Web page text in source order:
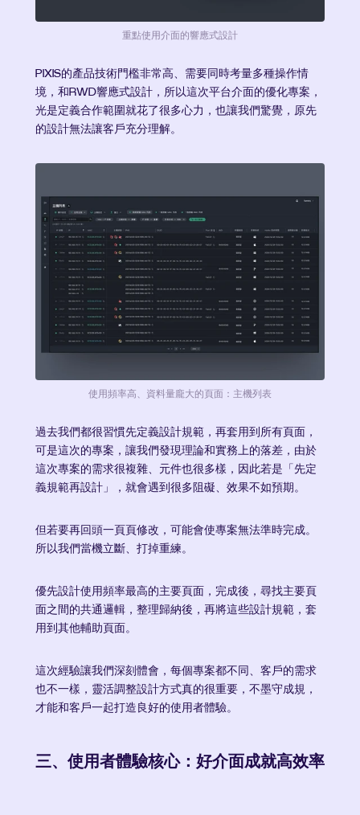
重點使用介面的響應式設計
PIXIS的產品技術門檻非常高、需要同時考量多種操作情
境，和RWD響應式設計，所以這次平台介面的優化專案，
光是定義合作範圍就花了很多心力，也讓我們驚覺，原先
的設計無法讓客戶充分理解。
使用頻率高、資料量龐大的頁面：主機列表
過去我們都很習慣先定義設計規範，再套用到所有頁面，
可是這次的專案，讓我們發現理論和實務上的落差，由於
這次專案的需求很複雜、元件也很多樣，因此若是「先定
義規範再設計」，就會遇到很多阻礙、效果不如預期。
但若要再回頭一頁頁修改，可能會使專案無法準時完成。
所以我們當機立斷、打掉重練。
優先設計使用頻率最高的主要頁面，完成後，尋找主要頁
面之間的共通邏輯，整理歸納後，再將這些設計規範，套
用到其他輔助頁面。
這次經驗讓我們深刻體會，每個專案都不同、客戶的需求
也不一樣，靈活調整設計方式真的很重要，不墨守成規，
才能和客戶一起打造良好的使用者體驗。
三、使用者體驗核心：好介面成就高效率